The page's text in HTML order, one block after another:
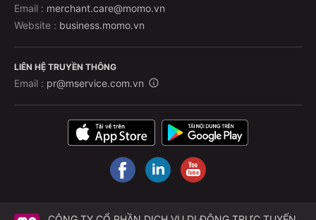
Email : merchant.care@momo.vn
Website : business.momo.vn
LIÊN HỆ TRUYỀN THÔNG
Email : pr@mservice.com.vn